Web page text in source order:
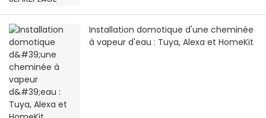
Installation domotique d'une cheminée
à vapeur d'eau : Tuya, Alexa et HomeKit